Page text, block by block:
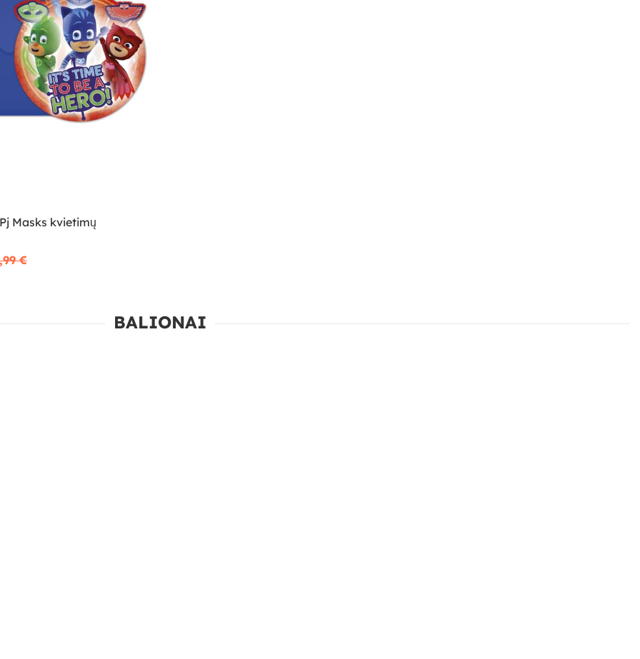
Masks kvietimų
€
BALIONAI